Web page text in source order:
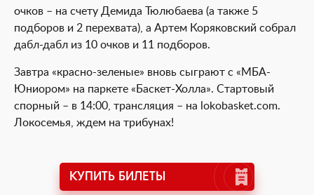
очков – на счету Демида Тюлюбаева (а также 5
подборов и 2 перехвата), а Артем Коряковский собрал
дабл-дабл из 10 очков и 11 подборов.
Завтра «красно-зеленые» вновь сыграют с «МБА-
Юниором» на паркете «Баскет-Холла». Стартовый
спорный – в 14:00, трансляция – на lokobasket.com.
Локосемья, ждем на трибунах!
КУПИТЬ БИЛЕТЫ